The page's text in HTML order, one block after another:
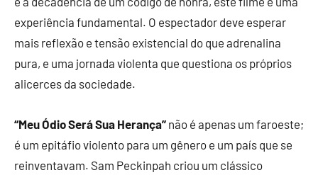
experiência fundamental. O espectador deve esperar
mais reflexão e tensão existencial do que adrenalina
pura, e uma jornada violenta que questiona os próprios
alicerces da sociedade.
“Meu Ódio Será Sua Herança” não é apenas um faroeste;
é um epitáfio violento para um gênero e um país que se
reinventavam. Sam Peckinpah criou um clássico